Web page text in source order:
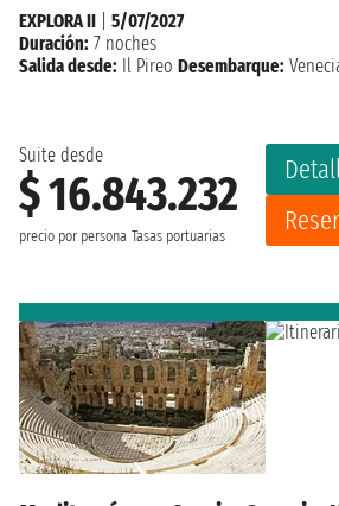
Suite desde
$ 16.843.232
precio por persona Tasas portuarias
EXPLORA II
5/07/2027
Duración: 7 noches
Salida desde: Il Pireo Desembarque: